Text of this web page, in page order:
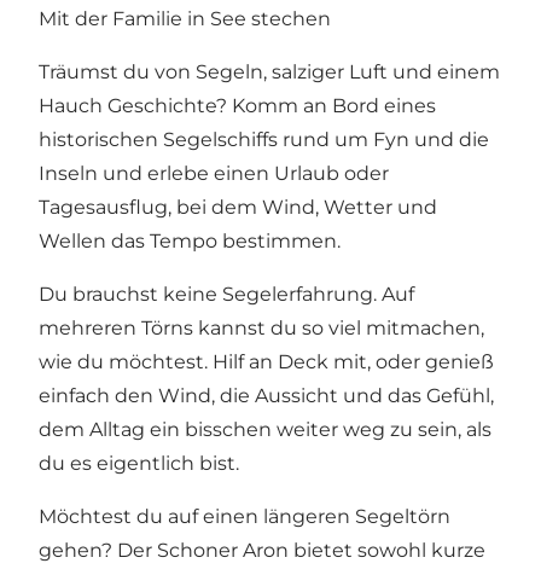
Mit der Familie in See stechen
Träumst du von Segeln, salziger Luft und einem
Hauch Geschichte? Komm an Bord eines
historischen Segelschiffs rund um Fyn und die
Inseln und erlebe einen Urlaub oder
Tagesausflug, bei dem Wind, Wetter und
Wellen das Tempo bestimmen.
Du brauchst keine Segelerfahrung. Auf
mehreren Törns kannst du so viel mitmachen,
wie du möchtest. Hilf an Deck mit, oder genieß
einfach den Wind, die Aussicht und das Gefühl,
dem Alltag ein bisschen weiter weg zu sein, als
du es eigentlich bist.
Möchtest du auf einen längeren Segeltörn
gehen? Der Schoner Aron bietet sowohl kurze